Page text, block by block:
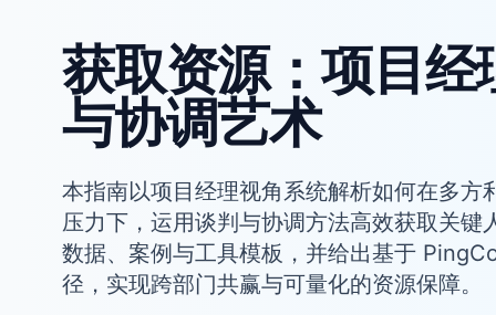
获取资源：项目经
与协调艺术
本指南以项目经理视角系统解析如何在多方
压力下，运用谈判与协调方法高效获取关键
数据、案例与工具模板，并给出基于
径，实现跨部门共赢与可量化的资源保障。